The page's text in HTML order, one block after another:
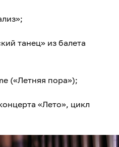
танец» из балета
(«Летняя пора»);
«Лето», цикл